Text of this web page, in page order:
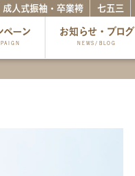
成人式振袖・卒業袴 七五三
ペーン お知らせ・ブログ
NEWS/BLOG